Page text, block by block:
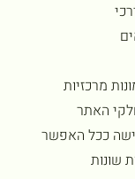
האתר
ככל האפשר
שונות